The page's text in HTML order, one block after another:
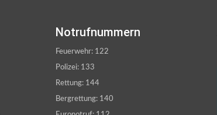
Notrufnummern
Feuerwehr: 122
Polizei: 133
Rettung: 144
Bergrettung: 140